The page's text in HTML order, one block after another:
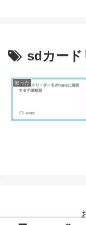
sdカード
知った